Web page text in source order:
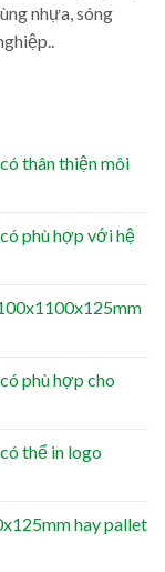
nhựa, sóng
thân thiện môi
phù hợp với hệ
phù hợp cho
thể in logo
hay pallet